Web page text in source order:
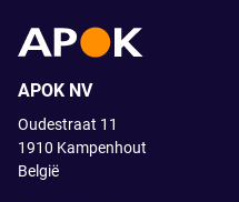
APOK NV
Oudestraat 11
1910 Kampenhout
België